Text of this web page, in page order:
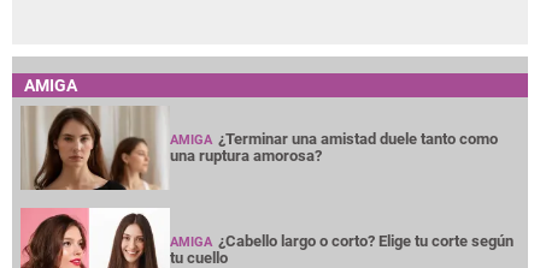
AMIGA
AMIGA ¿Terminar una amistad duele tanto como
una ruptura amorosa?
AMIGA ¿Cabello largo o corto? Elige tu corte según
tu cuello